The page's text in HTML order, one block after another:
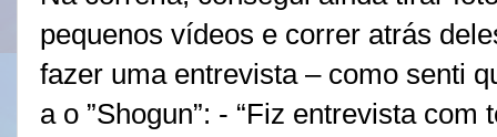
pequenos vídeos e correr atrás
fazer uma entrevista – como senti
a o ”Shogun”: - “Fiz entrevista